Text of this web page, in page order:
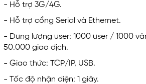
- Hỗ trợ 3G/4G.
- Hỗ trợ cổng Serial và Ethernet.
- Dung lượng user: 1000 user / 1000
50.000 giao dịch.
- Giao thức: TCP/IP, USB.
- Tốc độ nhận diện: 1 giây.